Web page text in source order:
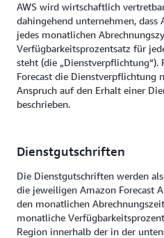
AWS wird wirtschaftlich
dahingehend unternehmen, dass
jedes monatlichen
Verfügbarkeitsprozentsatz für
steht (die „Dienstverpflichtung“).
Forecast die Dienstverpflichtung
Anspruch auf den Erhalt einer
beschrieben.
Dienstgutschriften
Die Dienstgutschriften werden
die jeweiligen Amazon Forecast
den monatlichen
monatliche
Region innerhalb der in der